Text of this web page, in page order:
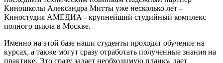
Киношколы Александра Митты уже несколько лет –
Киностудия АМЕДИА - крупнейший студийный комплекс
полного цикла в Москве.
Именно на этой базе наши студенты проходят обучение на
курсах, а также могут сразу отработать полученные знания на
практике. Это сразу задает необходимую планку, дает